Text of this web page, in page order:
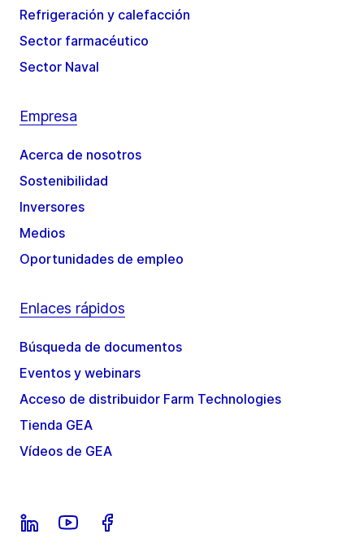
Refrigeración y calefacción
Sector farmacéutico
Sector Naval
Empresa
Acerca de nosotros
Sostenibilidad
Inversores
Medios
Oportunidades de empleo
Enlaces rápidos
Búsqueda de documentos
Eventos y webinars
Acceso de distribuidor Farm Technologies
Tienda GEA
Vídeos de GEA